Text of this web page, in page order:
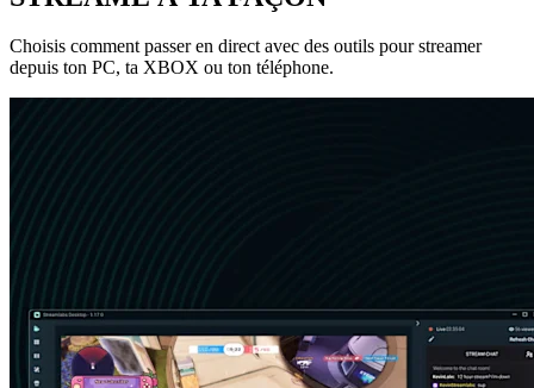
Choisis comment passer en direct avec des outils pour streamer
depuis ton PC, ta XBOX ou ton téléphone.